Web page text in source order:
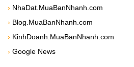
› NhaDat.MuaBanNhanh.com
› Blog.MuaBanNhanh.com
› KinhDoanh.MuaBanNhanh.com
› Google News